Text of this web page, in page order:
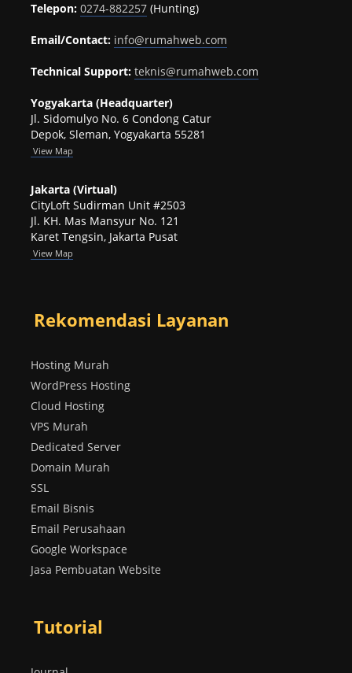
Telepon: 0274-882257 (Hunting)
Email/Contact: info@rumahweb.com
Technical Support: teknis@rumahweb.com
Yogyakarta (Headquarter)
Jl. Sidomulyo No. 6 Condong Catur
Depok, Sleman, Yogyakarta 55281
View Map
Jakarta (Virtual)
CityLoft Sudirman Unit #2503
Jl. KH. Mas Mansyur No. 121
Karet Tengsin, Jakarta Pusat
View Map
Rekomendasi Layanan
Hosting Murah
WordPress Hosting
Cloud Hosting
VPS Murah
Dedicated Server
Domain Murah
SSL
Email Bisnis
Email Perusahaan
Google Workspace
Jasa Pembuatan Website
Tutorial